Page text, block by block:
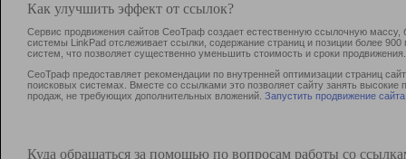
Как улучшить эффект от ссылок?
Сервис продвижения сайтов СеоТраф создает естественную ссылочную
системы LinkPad отслеживает ссылки, содержание страниц и позиции более
систем, что позволяет существенно уменьшить стоимость и сроки продвижения.
СеоТраф предоставляет рекомендации по внутренней оптимизации страниц
поисковых системах. Вместе со ссылками это позволяет сайту занять
продаж, не требующих дополнительных вложений. Запустить продвижение сайта
Куда обращаться за помощью по вопросам работы со